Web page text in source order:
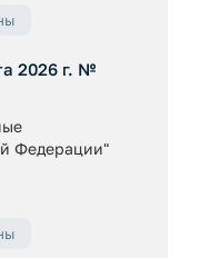
2026 г. №
Федерации"